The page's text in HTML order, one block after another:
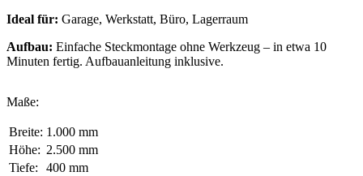
Ideal für: Garage, Werkstatt, Büro, Lagerraum
Aufbau: Einfache Steckmontage ohne Werkzeug – in etwa 10
Minuten fertig. Aufbauanleitung inklusive.
Maße:
Breite: 1.000 mm
Höhe: 2.500 mm
Tiefe:
400 mm